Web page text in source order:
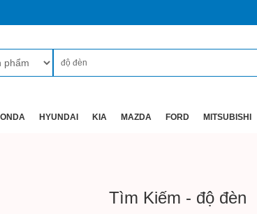
HYUNDAI KIA MAZDA FORD MITSUBISHI
Tìm Kiếm - độ đèn